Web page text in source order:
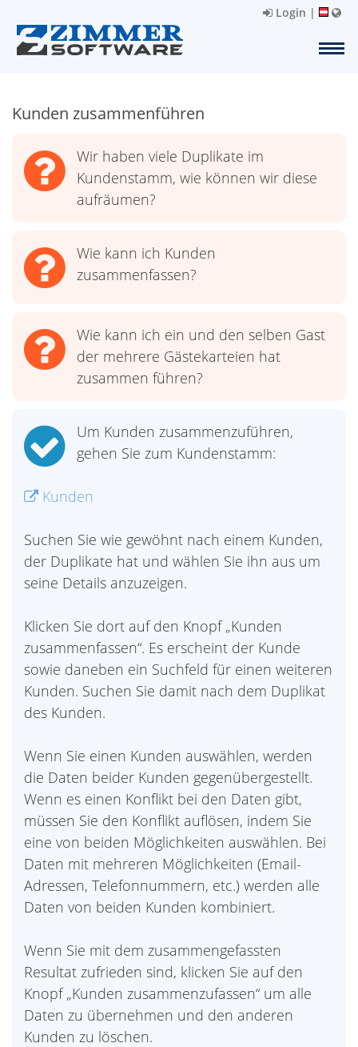
Login |
Kunden zusammenführen
Wir haben viele Duplikate im
Kundenstamm, wie können wir diese
aufräumen?
Wie kann ich Kunden
zusammenfassen?
Wie kann ich ein und den selben Gast
der mehrere Gästekarteien hat
zusammen führen?
Um Kunden zusammenzuführen,
gehen Sie zum Kundenstamm:
Kunden
Suchen Sie wie gewöhnt nach einem Kunden,
der Duplikate hat und wählen Sie ihn aus um
seine Details anzuzeigen.
Klicken Sie dort auf den Knopf „Kunden
zusammenfassen“. Es erscheint der Kunde
sowie daneben ein Suchfeld für einen weiteren
Kunden. Suchen Sie damit nach dem Duplikat
des Kunden.
Wenn Sie einen Kunden auswählen, werden
die Daten beider Kunden gegenübergestellt.
Wenn es einen Konflikt bei den Daten gibt,
müssen Sie den Konflikt auflösen, indem Sie
eine von beiden Möglichkeiten auswählen. Bei
Daten mit mehreren Möglichkeiten (Email-
Adressen, Telefonnummern, etc.) werden alle
Daten von beiden Kunden kombiniert.
Wenn Sie mit dem zusammengefassten
Resultat zufrieden sind, klicken Sie auf den
Knopf „Kunden zusammenzufassen“ um alle
Daten zu übernehmen und den anderen
Kunden zu löschen.